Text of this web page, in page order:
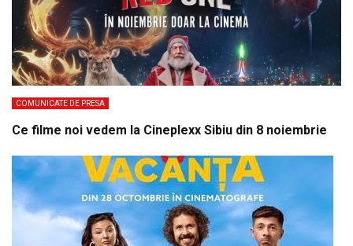
COMUNICATE DE PRESA
Ce filme noi vedem la Cineplexx Sibiu din 8 noiembrie